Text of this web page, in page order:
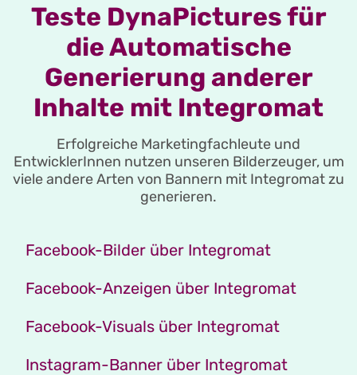
Teste DynaPictures für
die Automatische
Generierung anderer
Inhalte mit Integromat
Erfolgreiche Marketingfachleute und
EntwicklerInnen nutzen unseren Bilderzeuger, um
viele andere Arten von Bannern mit Integromat zu
generieren.
Facebook-Bilder über Integromat
Facebook-Anzeigen über Integromat
Facebook-Visuals über Integromat
Instagram-Banner über Integromat